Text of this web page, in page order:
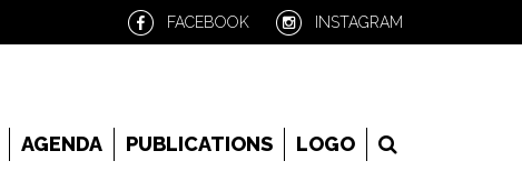
FACEBOOK INSTAGRAM
AGENDA PUBLICATIONS LOGO